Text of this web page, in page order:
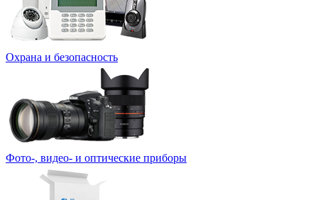
Охрана и безопасность
Фото-, видео- и оптические приборы